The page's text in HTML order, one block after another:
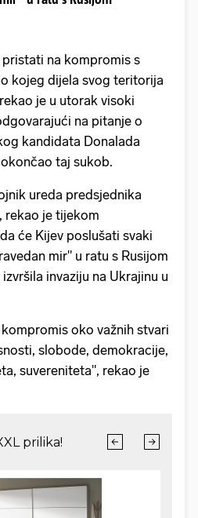
na kompromis s
kojeg dijela svog teritorija
je u utorak visoki
na pitanje o
kandidata Donalada
taj sukob.
ureda predsjednika
rekao je tijekom
će Kijev poslušati svaki
mir" u ratu s Rusijom
invaziju na Ukrajinu u
oko važnih stvari
slobode, demokracije,
suvereniteta", rekao je